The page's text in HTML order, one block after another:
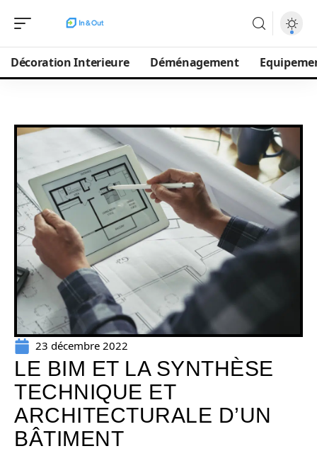
Décoration Interieure Déménagement
23 décembre 2022
LE BIM ET LA SYNTHÈSE
TECHNIQUE ET
ARCHITECTURALE D’UN
BÂTIMENT